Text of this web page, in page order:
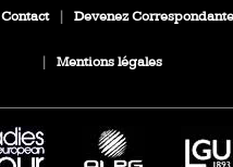
Contact Devenez Correspondante
Mentions légales